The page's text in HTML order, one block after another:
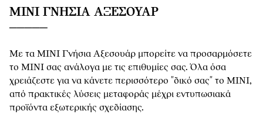
MINI ΓΝΉΣΙΑ ΑΞΕΣΟΥΆΡ
Με τα MINI Γνήσια Αξεσουάρ μπορείτε να προσαρμόσετε
το MINI σας ανάλογα με τις επιθυμίες σας. Όλα όσα
χρειάζεστε για να κάνετε περισσότερο "δικό σας" το MINI,
από πρακτικές λύσεις μεταφοράς μέχρι εντυπωσιακά
προϊόντα εξωτερικής σχεδίασης.